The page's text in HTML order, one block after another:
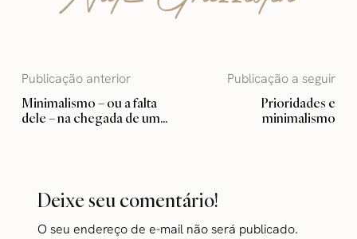
Publicação anterior
Minimalismo – ou a falta
dele – na chegada de um
Publicação a seguir
Prioridades e
minimalismo
Deixe seu comentário!
O seu endereço de e-mail não será publicado.